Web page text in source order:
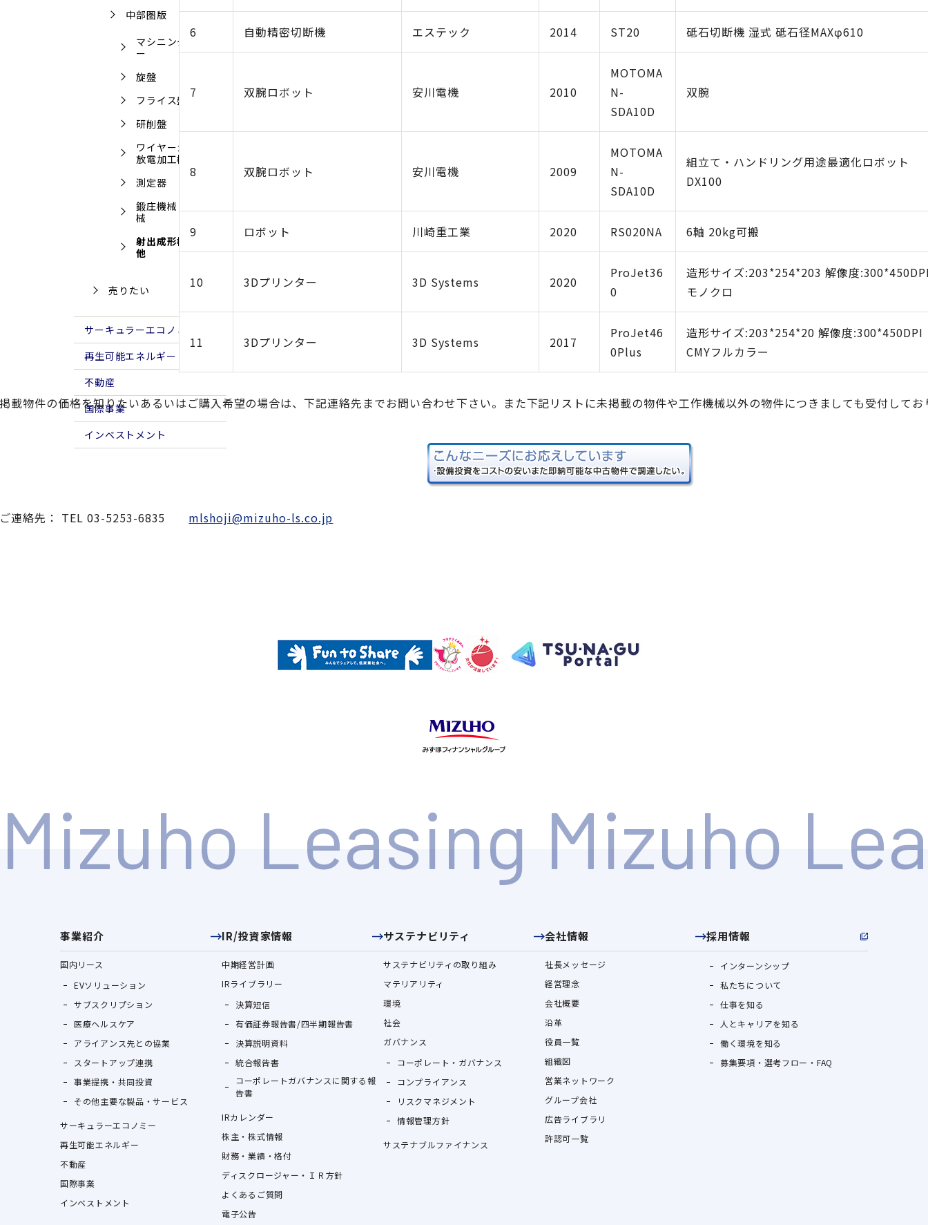
中部圏版
マシニングセンタ
ー
旋盤
フライス盤
研削盤
ワイヤーカット・
放電加工機
測定器
鍛庄機械・板金機
械
射出成形機・その
他
売りたい
サーキュラーエコノミー
再生可能エネルギー
不動産
国際事業
インベストメント
6 自動精密切断機 エステック 2014 ST20 砥石切断機 湿式 砥石径MAXφ610
7 双腕ロボット 安川電機 2010
MOTOMA
N-
SDA10D
双腕
8 双腕ロボット 安川電機 2009
MOTOMA
N-
SDA10D
組立て・ハンドリング用途最適化ロボット
DX100
9 ロボット 川崎重工業 2020 RS020NA 6軸 20kg可搬
10 3Dプリンター 3D Systems 2020
ProJet36
0
造形サイズ:203*254*203 解像度
モノクロ
11 3Dプリンター 3D Systems 2017
ProJet46
0Plus
造形サイズ:203*254*20 解像度:300*450DPI
CMYフルカラー
掲載物件の価格を知りたいあるいはご購入希望の場合は、下記連絡先までお問い合わせ下さい。また下記リストに未掲載の物件や工作機械以外の物件につきましても受付して
ご連絡先： TEL 03-5253-6835 mlshoji@mizuho-ls.co.jp
事業紹介
国内リース
EVソリューション
サブスクリプション
医療ヘルスケア
アライアンス先との協業
スタートアップ連携
事業提携・共同投資
その他主要な製品・サービス
サーキュラーエコノミー
再生可能エネルギー
不動産
国際事業
インベストメント
IR/投資家情報
中期経営計画
IRライブラリー
決算短信
有価証券報告書/四半期報告書
決算説明資料
統合報告書
コーポレートガバナンスに関する報
告書
IRカレンダー
株主・株式情報
財務・業績・格付
ディスクロージャー・ＩＲ方針
よくあるご質問
電子公告
サステナビリティ
サステナビリティの取り組み
マテリアリティ
環境
社会
ガバナンス
コーポレート・ガバナンス
コンプライアンス
リスクマネジメント
情報管理方針
サステナブルファイナンス
会社情報
社長メッセージ
経営理念
会社概要
沿革
役員一覧
組織図
営業ネットワーク
グループ会社
広告ライブラリ
許認可一覧
採用情報
インターンシップ
私たちについて
仕事を知る
人とキャリアを知る
働く環境を知る
募集要項・選考フロー・FAQ